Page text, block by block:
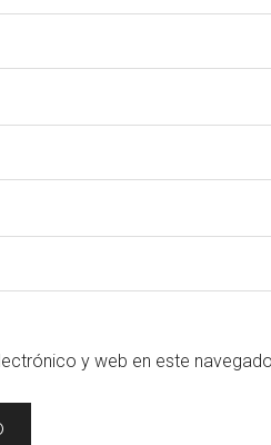
y web en este